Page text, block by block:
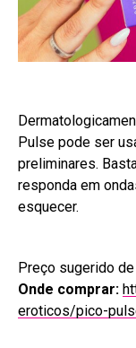
Pulse pode ser
preliminares.
responda em
esquecer.
Preço sugerido de
Onde comprar:
eroticos/pico-